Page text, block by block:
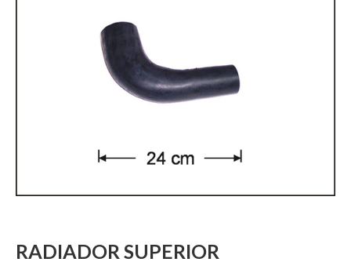
RADIADOR SUPERIOR